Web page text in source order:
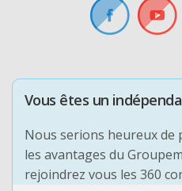
Vous êtes un
Nous serions heureux
les avantages du
rejoindrez vous les 360